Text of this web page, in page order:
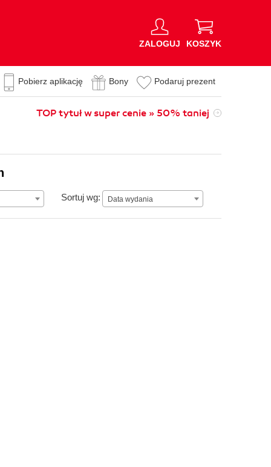
ZALOGUJ KOSZYK
Pobierz aplikację Bony Podaruj prezent
TOP tytuł w super cenie » 50% taniej
Sortuj wg: Data wydania
Data wydania